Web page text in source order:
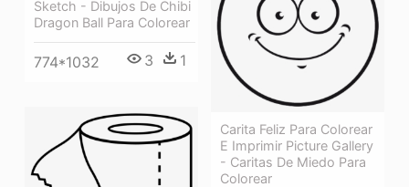
Sketch - Dibujos De Chibi
Dragon Ball Para Colorear
774*1032 3 1
Carita Feliz Para Colorear
E Imprimir Picture Gallery
- Caritas De Miedo Para
Colorear